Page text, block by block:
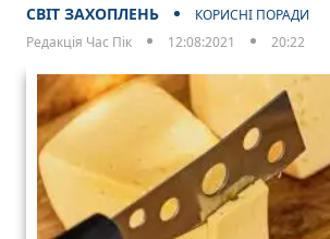
СВІТ ЗАХОПЛЕНЬ
КОРИСНІ ПОРАДИ
Редакція Час Пік
12:08:2021 20:22